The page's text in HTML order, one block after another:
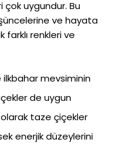
çok uygundur. Bu
ve hayata
farklı renkleri ve
ilkbahar mevsiminin
de uygun
olarak taze çiçekler
enerjik düzeylerini